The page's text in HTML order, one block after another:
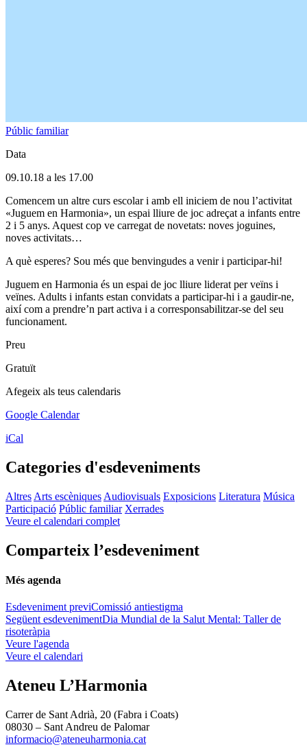
Públic familiar
Data
09.10.18 a les 17.00
Comencem un altre curs escolar i amb ell iniciem de nou l’activitat
«Juguem en Harmonia», un espai lliure de joc adreçat a infants entre
2 i 5 anys. Aquest cop ve carregat de novetats: noves joguines,
noves activitats…
A què esperes? Sou més que benvingudes a venir i participar-hi!
Juguem en Harmonia és un espai de joc lliure liderat per veïns i
veïnes. Adults i infants estan convidats a participar-hi i a gaudir-ne,
així com a prendre’n part activa i a corresponsabilitzar-se del seu
funcionament.
Preu
Gratuït
Afegeix als teus calendaris
Google Calendar
iCal
Categories d'esdeveniments
Altres Arts escèniques Audiovisuals Exposicions Literatura Música
Participació Públic familiar Xerrades
Veure el calendari complet
Comparteix l’esdeveniment
Més agenda
Esdeveniment previComissió antiestigma
Següent esdevenimentDia Mundial de la Salut Mental: Taller de
risoteràpia
Veure l'agenda
Veure el calendari
Ateneu L’Harmonia
Carrer de Sant Adrià, 20 (Fabra i Coats)
08030 – Sant Andreu de Palomar
informacio@ateneuharmonia.cat